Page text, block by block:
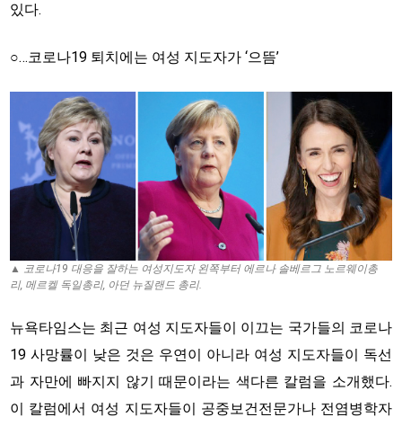
있다.
○…코로나19 퇴치에는 여성 지도자가 ‘으뜸’
▲ 코로나19 대응을 잘하는 여성지도자 왼쪽부터 에르나 솔베르그 노르웨이총
리, 메르켈 독일총리, 아던 뉴질랜드 총리.
뉴욕타임스는 최근 여성 지도자들이 이끄는 국가들의 코로나
19 사망률이 낮은 것은 우연이 아니라 여성 지도자들이 독선
과 자만에 빠지지 않기 때문이라는 색다른 칼럼을 소개했다.
이 칼럼에서 여성 지도자들이 공중보건전문가나 전염병학자